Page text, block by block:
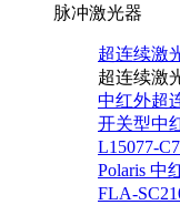
脉冲激光器
超连续激
超连续激
中红外超
开关型中
L15077-
Polaris 中
FLA-